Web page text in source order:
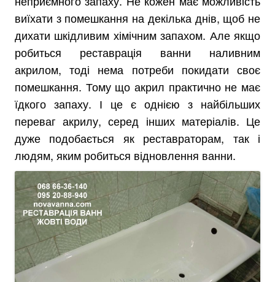
виїхати з помешкання на декілька днів, щоб не
дихати шкідливим хімічним запахом. Але якщо
робиться реставрація ванни наливним
акрилом, тоді нема потреби покидати своє
помешкання. Тому що акрил практично не має
їдкого запаху. І це є однією з найбільших
переваг акрилу, серед інших матеріалів. Це
дуже подобається як реставраторам, так і
людям, яким робиться відновлення ванни.